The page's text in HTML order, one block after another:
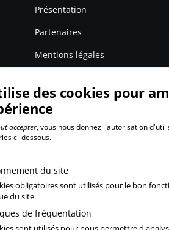
Présentation
Partenaires
Mentions légales
des cookies pour
accepter, vous nous donnez l'autorisation
ci-dessous.
du site
obligatoires sont utilisés pour le bon
du site.
de fréquentation